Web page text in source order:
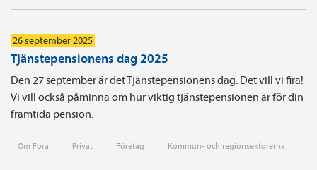
26 september 2025
Tjänstepensionens dag 2025
Den 27 september är det Tjänstepensionens dag. Det vill vi fira!
Vi vill också påminna om hur viktig tjänstepensionen är för din
framtida pension.
Om Fora Privat Företag Kommun- och regionsektorerna